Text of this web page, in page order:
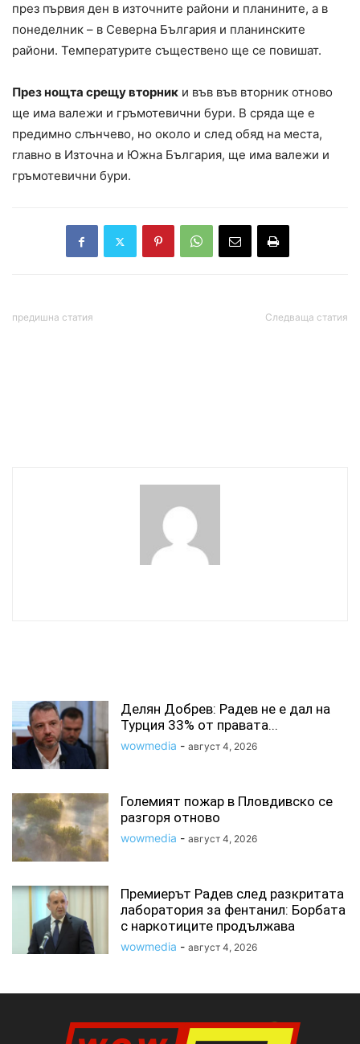
през първия ден в източните райони и планините, а в
понеделник – в Северна България и планинските
райони. Температурите съществено ще се повишат.
През нощта срещу вторник и във във вторник отново
ще има валежи и гръмотевични бури. В сряда ще е
предимно слънчево, но около и след обяд на места,
главно в Източна и Южна България, ще има валежи и
гръмотевични бури.
предишна статия Следваща статия
Делян Добрев: Радев не е дал на
Турция 33% от правата...
wowmedia - август 4, 2026
Големият пожар в Пловдивско се
разгоря отново
wowmedia - август 4, 2026
Премиерът Радев след разкритата
лаборатория за фентанил: Борбата
с наркотиците продължава
wowmedia - август 4, 2026